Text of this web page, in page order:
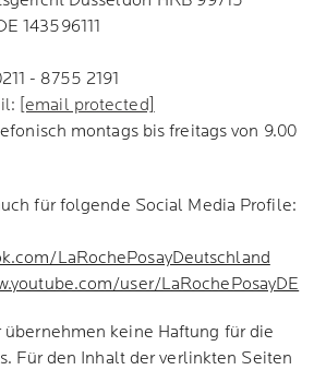
143596111
- 8755 2191
[email protected]
montags bis freitags von 9.00
für folgende Social Media Profile:
LaRochePosayDeutschland
user/LaRochePosayDE
übernehmen keine Haftung für die
Für den Inhalt der verlinkten Seiten